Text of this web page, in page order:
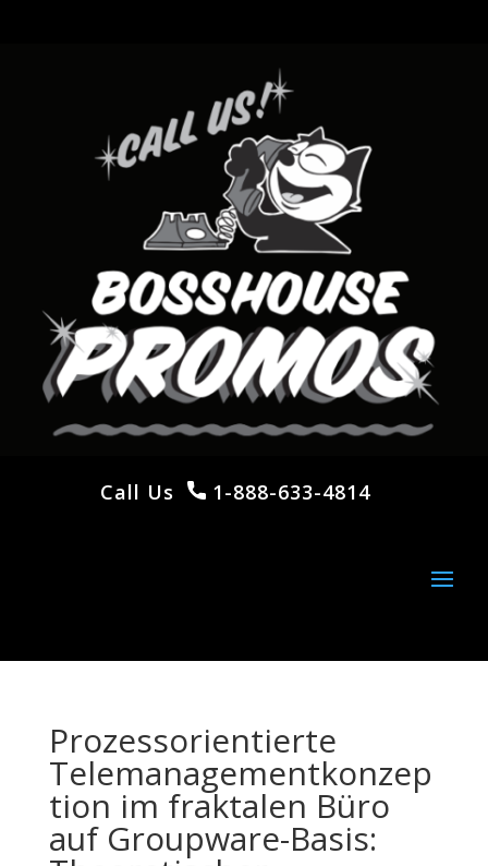
Call Us 1-888-633-4814
Prozessorientierte
Telemanagementkonzep
tion im fraktalen Büro
auf Groupware-Basis: